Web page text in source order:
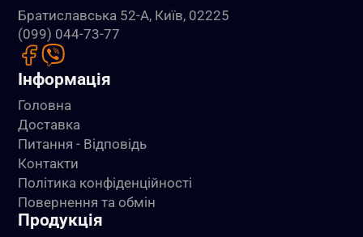
Братиславська 52-А, Київ, 02225
(099) 044-73-77
Інформація
Головна
Доставка
Питання - Відповідь
Контакти
Політика конфіденційності
Повернення та обмін
Продукція